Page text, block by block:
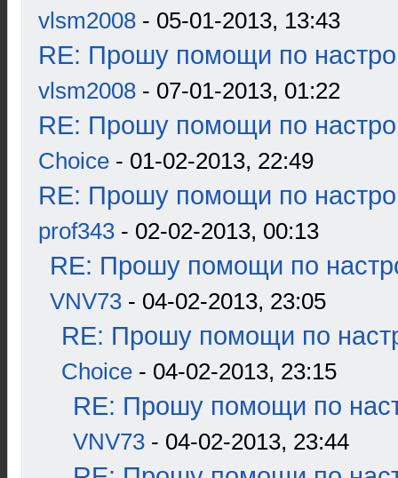
vlsm2008 - 05-01-2013, 13:43
RE: Прошу помощи по
vlsm2008 - 07-01-2013, 01:22
RE: Прошу помощи по
Choice - 01-02-2013, 22:49
RE: Прошу помощи по
prof343 - 02-02-2013, 00:13
RE: Прошу помощи по
VNV73 - 04-02-2013, 23:05
RE: Прошу помощи по
Choice - 04-02-2013, 23:15
RE: Прошу помощи по
VNV73 - 04-02-2013, 23:44